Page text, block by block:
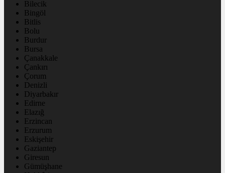
Bilecik
Bingöl
Bitlis
Bolu
Burdur
Bursa
Çanakkale
Çankırı
Çorum
Denizli
Diyarbakır
Edirne
Elazığ
Erzincan
Erzurum
Eskişehir
Gaziantep
Giresun
Gümüşhane